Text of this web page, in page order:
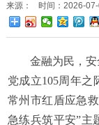
来源： 时间：2026-
金融为民，
党成立105周年之
常州市红盾应急
急练兵筑平安”主